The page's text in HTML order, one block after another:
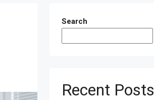
Search
Recent Posts